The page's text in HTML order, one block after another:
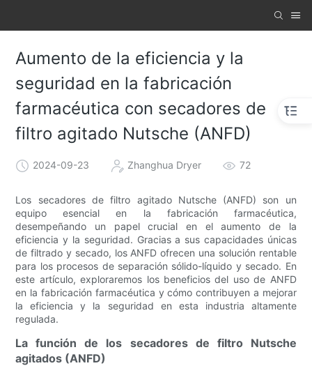
Aumento de la eficiencia y la
seguridad en la fabricación
farmacéutica con secadores de
filtro agitado Nutsche (ANFD)
2024-09-23 Zhanghua Dryer 72
Los secadores de filtro agitado Nutsche (ANFD) son un
equipo esencial en la fabricación farmacéutica,
desempeñando un papel crucial en el aumento de la
eficiencia y la seguridad. Gracias a sus capacidades únicas
de filtrado y secado, los ANFD ofrecen una solución rentable
para los procesos de separación sólido-líquido y secado. En
este artículo, exploraremos los beneficios del uso de ANFD
en la fabricación farmacéutica y cómo contribuyen a mejorar
la eficiencia y la seguridad en esta industria altamente
regulada.
La función de los secadores de filtro Nutsche
agitados (ANFD)